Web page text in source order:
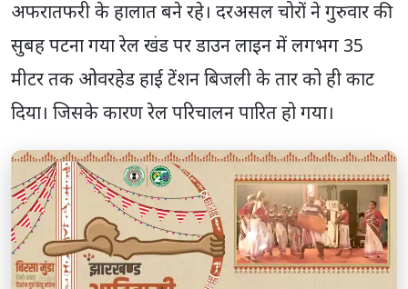
अफरातफरी के हालात बने रहे। दरअसल चोरों ने गुरुवार की
सुबह पटना गया रेल खंड पर डाउन लाइन में लगभग 35
मीटर तक ओवरहेड हाई टेंशन बिजली के तार को ही काट
दिया। जिसके कारण रेल परिचालन पारित हो गया।